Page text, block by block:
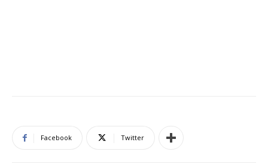
Facebook Twitter